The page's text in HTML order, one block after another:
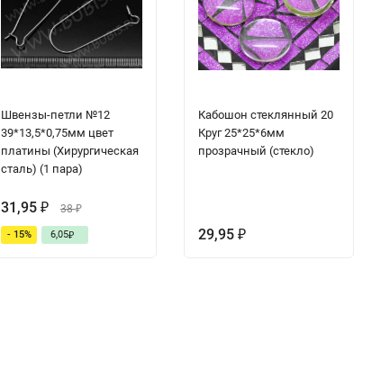
Швензы-петли №12
39*13,5*0,75мм цвет
платины (Хирургическая
сталь) (1 пара)
31,95 ₽ 38₽
- 15% 6,05₽
Кабошон стеклянный 20
Круг 25*25*6мм
прозрачный (стекло)
29,95 ₽